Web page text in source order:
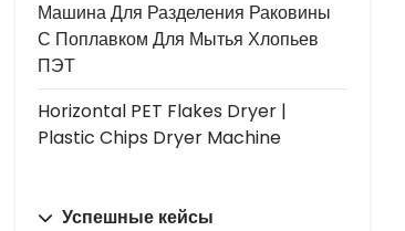
Машина Для Разделения Раковины
С Поплавком Для Мытья Хлопьев
ПЭТ
Horizontal PET Flakes Dryer |
Plastic Chips Dryer Machine
Успешные кейсы